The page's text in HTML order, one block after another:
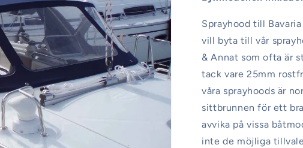
Sprayhood till
vill byta till vår
& Annat som ofta är
tack vare 25mm
våra sprayhoods är
sittbrunnen för ett
avvika på vissa
inte de möjliga